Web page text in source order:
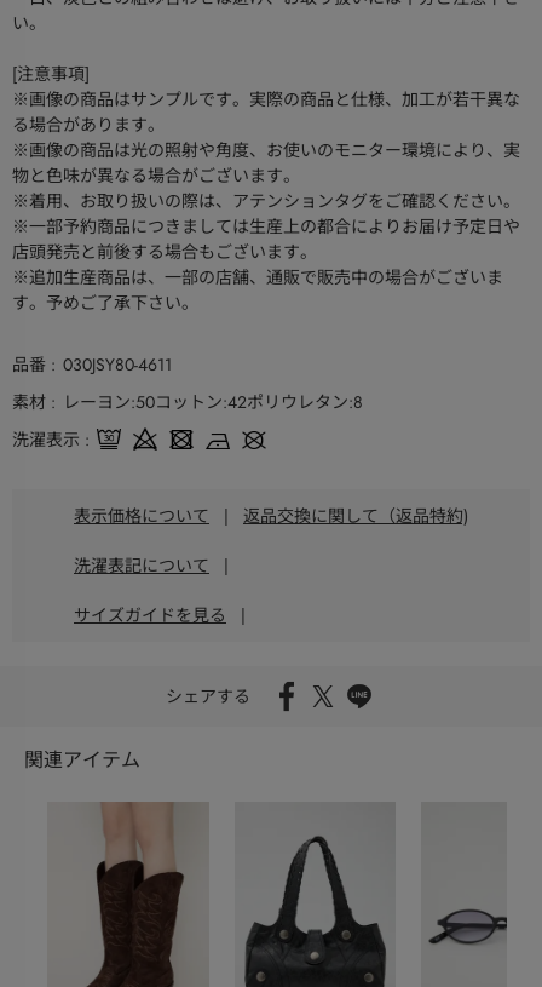
い。
[注意事項]
※画像の商品はサンプルです。実際の商品と仕様、加工が若干異な
る場合があります。
※画像の商品は光の照射や角度、お使いのモニター環境により、実
物と色味が異なる場合がございます。
※着用、お取り扱いの際は、アテンションタグをご確認ください。
※一部予約商品につきましては生産上の都合によりお届け予定日や
店頭発売と前後する場合もございます。
※追加生産商品は、一部の店舗、通販で販売中の場合がございま
す。予めご了承下さい。
品番
030JSY80-4611
素材
レーヨン:50コットン:42ポリウレタン:8
洗濯表示
表示価格について | 返品交換に関して（返品特約)
洗濯表記について |
サイズガイドを見る |
シェアする
関連アイテム